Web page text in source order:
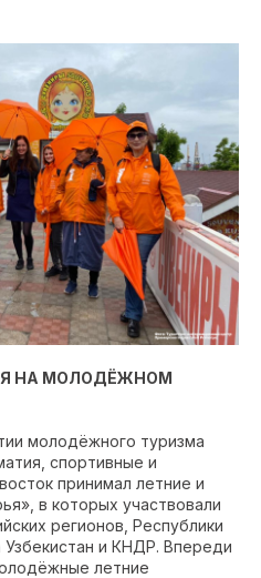
НА МОЛОДЁЖНОМ
молодёжного туризма
спортивные и
принимал летние и
в которых участвовали
регионов, Республики
и КНДР. Впереди
летние